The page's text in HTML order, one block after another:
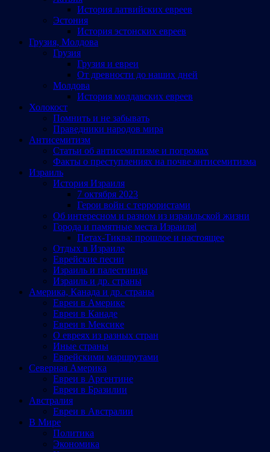
История латвийских евреев
Эстония
История эстонских евреев
Грузия, Молдова
Грузия
Грузия и евреи
От древности до наших дней
Молдова
История молдавских евреев
Холокост
Помнить и не забывать
Праведники народов мира
Антисемитизм
Статьи об антисемитизме и погромах
Факты о преступлениях на почве антисемитизма
Израиль
История Израиля
7 октября 2023
Герои войн с террористами
Об интересном и разном из израильской жизни
Города и памятные места Израиляl
Петах-Тиква: прошлое и настоящее
Отдых в Израиле
Еврейские песни
Израиль и палестинцы
Израиль и др. страны
Америка, Канада и др. страны
Евреи в Америке
Евреи в Канаде
Евреи в Мексике
О евреях из разных стран
Иные страны
Еврейскими маршрутами
Северная Америка
Евреи в Аргентине
Евреи в Бразилии
Австралия
Евреи в Австралии
В Мире
Политика
Экономика